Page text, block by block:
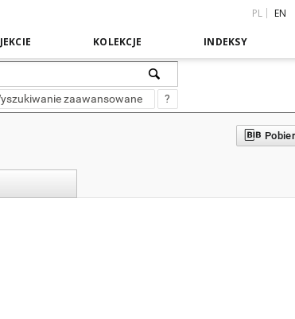
PL EN
KOLEKCJE INDEKSY
zaawansowane ?